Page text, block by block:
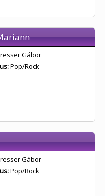
Gábor
Pop/Rock
Gábor
Pop/Rock